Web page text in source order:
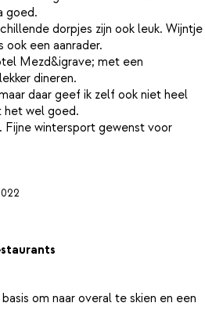
goed.
dorpjes zijn ook leuk. Wijntje
ook een aanrader.
Mezd&igrave; met een
dineren.
daar geef ik zelf ook niet heel
het wel goed.
Fijne wintersport gewenst voor
om naar overal te skien en een